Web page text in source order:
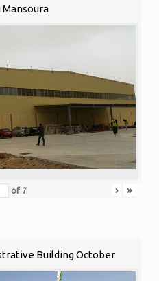
Mansoura
of 7 › »
Building October